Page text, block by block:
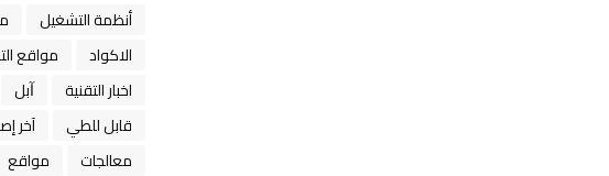
أنظمة التشغيل
الاكواد
مواقع
اخبار التقنية
ﺁﺑﻞ
قابل للطي
آخر
معالجات
مواقع